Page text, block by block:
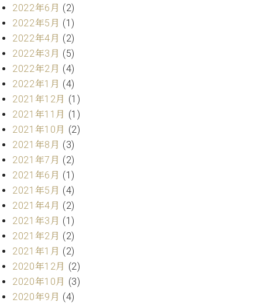
C.
ヒ
シ
ュ
タ
イ
ン
レ
ジ
デ
ン
ス
ア
プ
ラ
イ
ト
ピ
ア
ノ
ル・
スタ
ジオ
状況
動
画
収
録
ビ
ス
音
楽
教
ピ
ア
ノ
の
コ
2022年6月 (2)
2022年5月 (1)
2022年4月 (2)
2022年3月 (5)
2022年2月 (4)
2022年1月 (4)
2021年12月 (1)
2021年11月 (1)
2021年10月 (2)
2021年8月 (3)
2021年7月 (2)
2021年6月 (1)
2021年5月 (4)
2021年4月 (2)
2021年3月 (1)
2021年2月 (2)
2021年1月 (2)
2020年12月 (2)
2020年10月 (3)
2020年9月 (4)